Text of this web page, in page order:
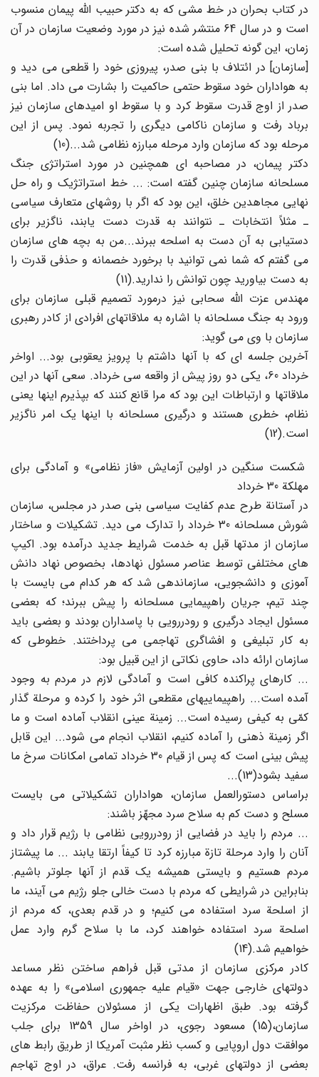
در کتاب بحران در خط مشی که به دکتر حبیب الله پیمان منسوب
است و در سال 64 منتشر شده نیز در مورد وضعیت سازمان در آن
زمان، این گونه تحلیل شده است:
[سازمان] در ائتلاف با بنی صدر، پیروزی خود را قطعی می دید و
به هواداران خود سقوط حتمی حاکمیت را بشارت می داد. اما بنی
صدر از اوج قدرت سقوط کرد و با سقوط او امیدهای سازمان نیز
برباد رفت و سازمان ناکامی دیگری را تجربه نمود. پس از این
مرحله بود که سازمان وارد مرحله مبارزه نظامی شد...(10)
دکتر پیمان، در مصاحبه ای همچنین در مورد استراتژی جنگ
مسلحانه سازمان چنین گفته است: ... خط استراتژیک و راه حل
نهایی مجاهدین خلق، این بود که اگر با روشهای متعارف سیاسی
ـ مثلاً انتخابات ـ نتوانند به قدرت دست یابند، ناگزیر برای
دستیابی به آن دست به اسلحه ببرند...من به بچه های سازمان
می گفتم که شما نمی توانید با برخورد خصمانه و حذفی قدرت را
به دست بیاورید چون توانش را ندارید.(11)
مهندس عزت الله سحابی نیز درمورد تصمیم قبلی سازمان برای
ورود به جنگ مسلحانه با اشاره به ملاقاتهای افرادی از کادر رهبری
سازمان با وی می گوید:
آخرین جلسه ای که با آنها داشتم با پرویز یعقوبی بود... اواخر
خرداد 60، یکی دو روز پیش از واقعه سی خرداد. سعی آنها در این
ملاقاتها و ارتباطات این بود که مرا قانع کنند که بپذیرم اینها یعنی
نظام، خطری هستند و درگیری مسلحانه با اینها یک امر ناگزیر
است.(12)
شکست سنگین در اولین آزمایش «فاز نظامی» و آمادگی برای
مهلکة 30 خرداد
در آستانة طرح عدم کفایت سیاسی بنی صدر در مجلس، سازمان
شورش مسلحانه 30 خرداد را تدارک می دید. تشکیلات و ساختار
سازمان از مدتها قبل به خدمت شرایط جدید درآمده بود. اکیپ
های مختلفی توسط عناصر مسئول نهادها، بخصوص نهاد دانش
آموزی و دانشجویی، سازماندهی شد که هر کدام می بایست با
چند تیم، جریان راهپیمایی مسلحانه را پیش ببرند؛ که بعضی
مسئول ایجاد درگیری و رودررویی با پاسداران بودند و بعضی باید
به کار تبلیغی و افشاگری تهاجمی می پرداختند. خطوطی که
سازمان ارائه داد، حاوی نکاتی از این قبیل بود:
... کارهای پراکنده کافی است و آمادگی لازم در مردم به وجود
آمده است... راهپیماییهای مقطعی اثر خود را کرده و مرحلة گذار
کمّی به کیفی رسیده است... زمینة عینی انقلاب آماده است و ما
اگر زمینة ذهنی را آماده کنیم، انقلاب انجام می شود... این قابل
پیش بینی است که پس از قیام 30 خرداد تمامی امکانات سرخ ما
سفید بشود(13)...
براساس دستورالعمل سازمان، هواداران تشکیلاتی می بایست
مسلح و دست کم به سلاح سرد مجهّز باشند:
... مردم را باید در فضایی از رودررویی نظامی با رژیم قرار داد و
آنان را وارد مرحلة تازة مبارزه کرد تا کیفاً ارتقا یابند ... ما پیشتاز
مردم هستیم و بایستی همیشه یک قدم از آنها جلوتر باشیم.
بنابراین در شرایطی که مردم با دست خالی جلو رژیم می آیند، ما
از اسلحة سرد استفاده می کنیم؛ و در قدم بعدی، که مردم از
اسلحة سرد استفاده خواهند کرد، ما با سلاح گرم وارد عمل
خواهیم شد.(14)
کادر مرکزی سازمان از مدتی قبل فراهم ساختن نظر مساعد
دولتهای خارجی جهت «قیام علیه جمهوری اسلامی» را به عهده
گرفته بود. طبق اظهارات یکی از مسئولان حفاظت مرکزیت
سازمان،(15) مسعود رجوی، در اواخر سال 1359 برای جلب
موافقت دول اروپایی و کسب نظر مثبت آمریکا از طریق رابط های
بعضی از دولتهای غربی، به فرانسه رفت. عراق، در اوج تهاجم